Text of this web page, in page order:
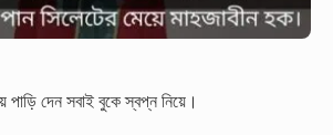
পাড়ি দেন সবাই বুকে স্বপ্ন নিয়ে।